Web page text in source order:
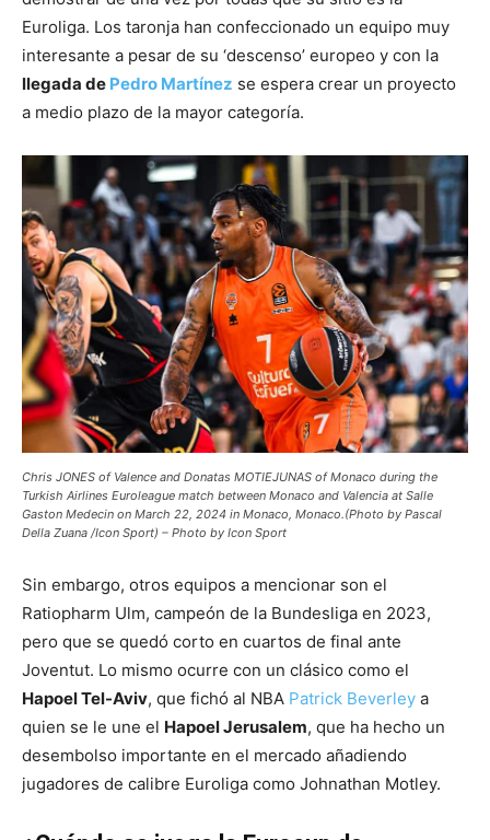
Euroliga. Los taronja han confeccionado un equipo muy
interesante a pesar de su ‘descenso’ europeo y con la
llegada de Pedro Martínez se espera crear un proyecto
a medio plazo de la mayor categoría.
Chris JONES of Valence and Donatas MOTIEJUNAS of Monaco during the
Turkish Airlines Euroleague match between Monaco and Valencia at Salle
Gaston Medecin on March 22, 2024 in Monaco, Monaco.(Photo by Pascal
Della Zuana /Icon Sport) – Photo by Icon Sport
Sin embargo, otros equipos a mencionar son el
Ratiopharm Ulm, campeón de la Bundesliga en 2023,
pero que se quedó corto en cuartos de final ante
Joventut. Lo mismo ocurre con un clásico como el
Hapoel Tel-Aviv, que fichó al NBA Patrick Beverley a
quien se le une el Hapoel Jerusalem, que ha hecho un
desembolso importante en el mercado añadiendo
jugadores de calibre Euroliga como Johnathan Motley.